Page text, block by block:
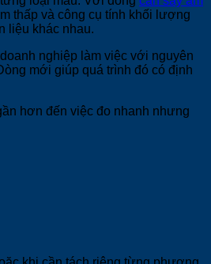
thấp và công cụ tính khối lượng
liệu khác nhau.
nghiệp làm việc với nguyên
mới giúp quá trình đó có định
hơn đến việc đo nhanh nhưng